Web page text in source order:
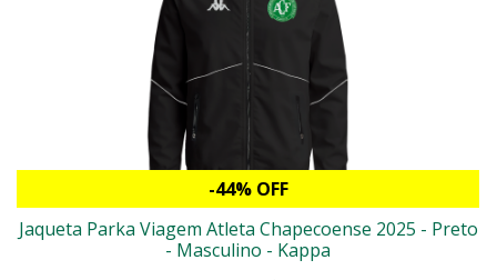
-44% OFF
Jaqueta Parka Viagem Atleta Chapecoense 2025 - Preto
- Masculino - Kappa